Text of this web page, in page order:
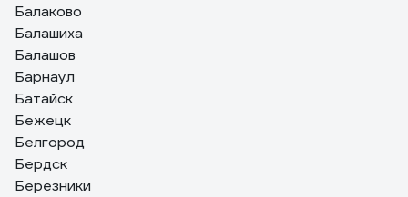
Балаково
Балашиха
Балашов
Барнаул
Батайск
Бежецк
Белгород
Бердск
Березники